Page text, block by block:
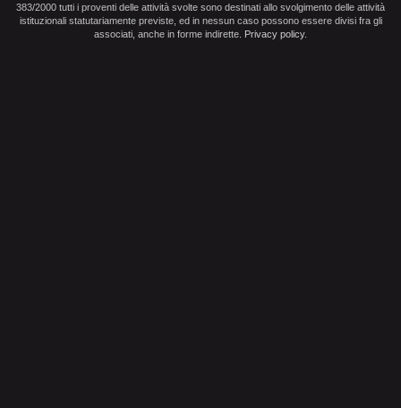
383/2000 tutti i proventi delle attività svolte sono destinati allo svolgimento delle attività
istituzionali statutariamente previste, ed in nessun caso possono essere divisi fra gli
associati, anche in forme indirette.
Privacy policy.